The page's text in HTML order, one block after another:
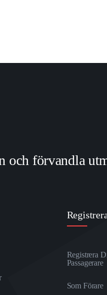
och förvandla
Registrera
Passagerare
Som Förare